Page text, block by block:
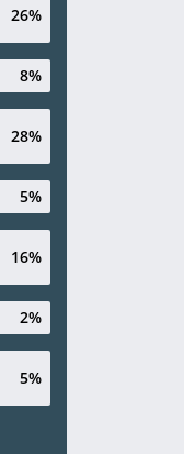
26%
26%
8%
8%
28%
28%
5%
5%
16%
16%
2%
2%
5%
5%